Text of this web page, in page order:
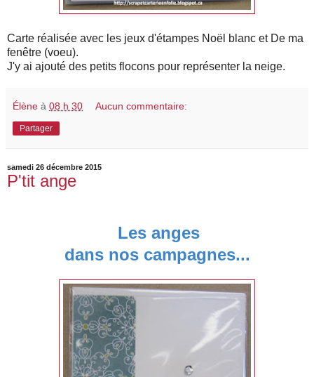
Carte réalisée avec les jeux d'étampes Noël blanc et De ma
fenêtre (voeu).
J'y ai ajouté des petits flocons pour représenter la neige.
Élène à 08 h 30 Aucun commentaire:
Partager
samedi 26 décembre 2015
P'tit ange
Les anges
dans nos campagnes...